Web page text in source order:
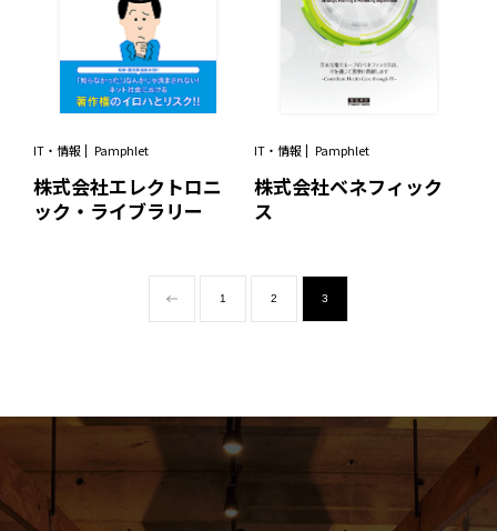
IT・情報 Pamphlet
株式会社エレクトロニ
ック・ライブラリー
IT・情報 Pamphlet
株式会社ベネフィック
ス
1 2 3